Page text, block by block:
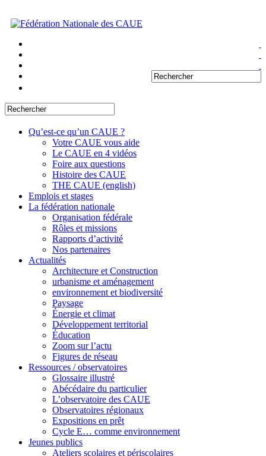
Qu’est-ce qu’un CAUE ?
Votre CAUE vous aide
Le CAUE en 4 vidéos
Foire aux questions
Histoire des CAUE
THE CAUE (english)
Emplois et stages
La fédération nationale
Organisation fédérale
Rôles et missions
Rapports d’activité
Nos partenaires
Actualités
Architecture et Construction
urbanisme et aménagement
environnement et biodiversité
Paysage
Énergie et climat
Développement territorial
Éducation
Zoom sur l’actu
Figures de réseau
Ressources / observatoires
Glossaire illustré
Abécédaire du particulier
L’observatoire des CAUE
Observatoires régionaux
Expositions en prêt
Cycle E… comme environnement
Jeunes publics
Ateliers scolaires et périscolaires